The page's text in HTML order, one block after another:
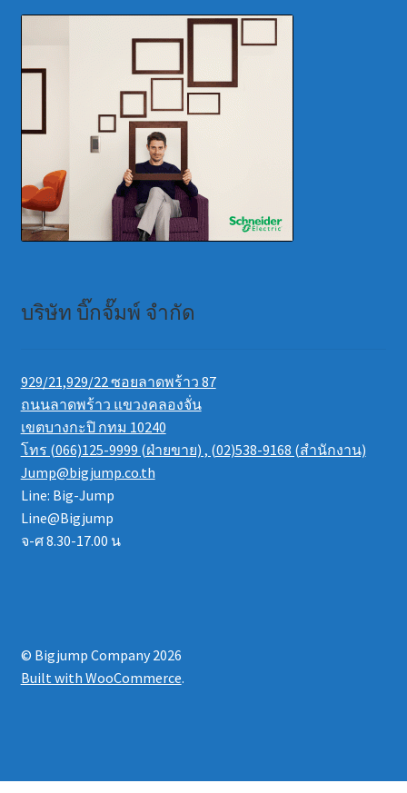
บริษัท บิ๊กจั๊มพ์ จำกัด
929/21,929/22 ซอยลาดพร้าว 87
ถนนลาดพร้าว แขวงคลองจั่น
เขตบางกะปิ กทม 10240
โทร (066)125-9999 (ฝ่ายขาย) , (02)538-9168 (สำนักงาน)
Jump@bigjump.co.th
Line: Big-Jump
Line@Bigjump
จ-ศ 8.30-17.00 น
© Bigjump Company 2026
Built with WooCommerce.